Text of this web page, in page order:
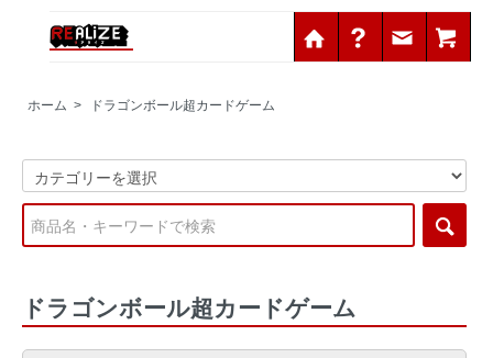
ホーム > ドラゴンボール超カードゲーム
ドラゴンボール超カードゲーム